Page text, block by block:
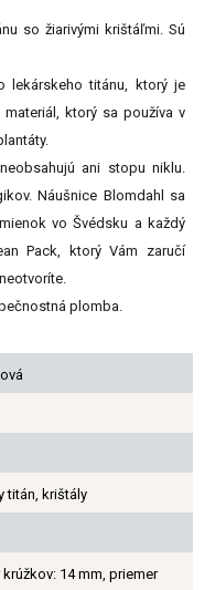
so žiarivými krištáľmi. Sú
lekárskeho titánu, ktorý je
ktorý sa používa v
ani stopu niklu.
Náušnice Blomdahl sa
vo Švédsku a každý
Pack, ktorý Vám zaručí
plomba.
titán, krištály
14 mm, priemer